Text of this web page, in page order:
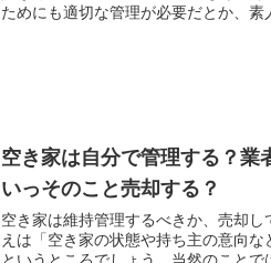
ためにも適切な管理が必要だとか、素
空き家は自分で管理する？業
いっそのこと売却する？
空き家は維持管理するべきか、売却してしまう
えは「空き家の状態や持ち主の意向な
というところでしょう。当然のこと